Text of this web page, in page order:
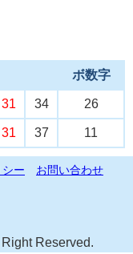
ボ数字
31 34 26
31 37 11
ー
お問い合わせ
Reserved.